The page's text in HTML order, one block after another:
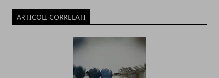
ARTICOLI CORRELATI